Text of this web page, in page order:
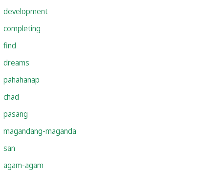
development
completing
find
dreams
pahahanap
chad
pasang
magandang-maganda
san
agam-agam